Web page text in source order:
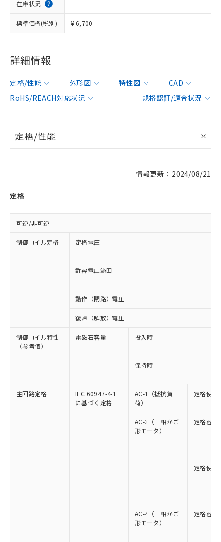
在庫状況
標準価格(税別) ¥ 6,700
詳細情報
定格/性能 外形図 特性図
CAD
RoHS/REACH対応状況
規格認証/適合状況
定格/性能
情報更新：2024/08/21
定格
可逆/非可逆
制御コイル定格 定格電圧
許容電圧範囲
動作（閉路）電圧
復帰（解放）電圧
制御コイル特性
（参考値）
電磁石容量 投入時
保持時
主回路定格
IEC 60947-4-1
に基づく定格
AC-1（抵抗負
荷）
定格使用
AC-3（三相かご
形モータ）
定格容量
定格使用
AC-4（三相かご
形モータ）
定格容量